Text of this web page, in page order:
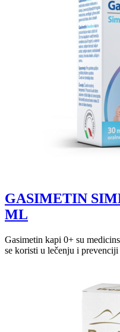
GASIMETIN
ML
Gasimetin kapi 0+ su
se koristi u lečenju i prevenciji